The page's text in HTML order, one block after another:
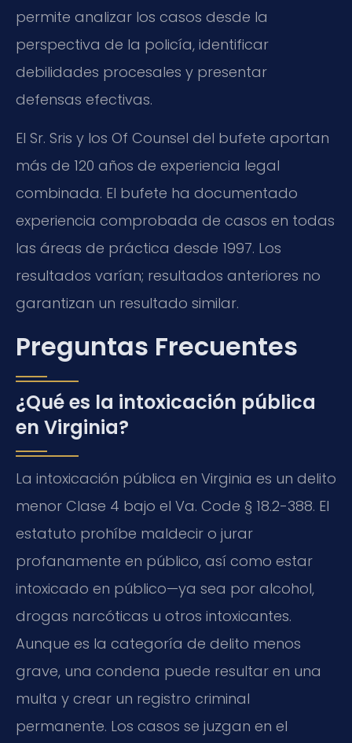
permite analizar los casos desde la
perspectiva de la policía, identificar
debilidades procesales y presentar
defensas efectivas.
El Sr. Sris y los Of Counsel del bufete aportan
más de 120 años de experiencia legal
combinada. El bufete ha documentado
experiencia comprobada de casos en todas
las áreas de práctica desde 1997. Los
resultados varían; resultados anteriores no
garantizan un resultado similar.
Preguntas Frecuentes
¿Qué es la intoxicación pública
en Virginia?
La intoxicación pública en Virginia es un delito
menor Clase 4 bajo el Va. Code § 18.2-388. El
estatuto prohíbe maldecir o jurar
profanamente en público, así como estar
intoxicado en público—ya sea por alcohol,
drogas narcóticas u otros intoxicantes.
Aunque es la categoría de delito menos
grave, una condena puede resultar en una
multa y crear un registro criminal
permanente. Los casos se juzgan en el